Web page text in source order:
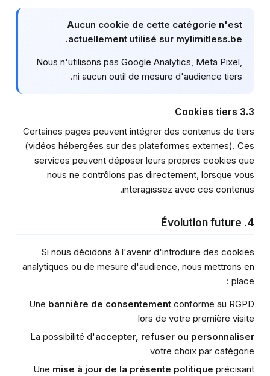
Aucun cookie de cette catégorie n'est
actuellement utilisé sur mylimitless.be.
Nous n'utilisons pas Google Analytics, Meta Pixel,
ni aucun outil de mesure d'audience tiers.
3.3 Cookies tiers
Certaines pages peuvent intégrer des contenus de tiers
(vidéos hébergées sur des plateformes externes). Ces
services peuvent déposer leurs propres cookies que
nous ne contrôlons pas directement, lorsque vous
interagissez avec ces contenus.
4. Évolution future
Si nous décidons à l'avenir d'introduire des cookies
analytiques ou de mesure d'audience, nous mettrons en
place :
Une bannière de consentement conforme au RGPD
lors de votre première visite
La possibilité d'accepter, refuser ou personnaliser
votre choix par catégorie
Une mise à jour de la présente politique précisant